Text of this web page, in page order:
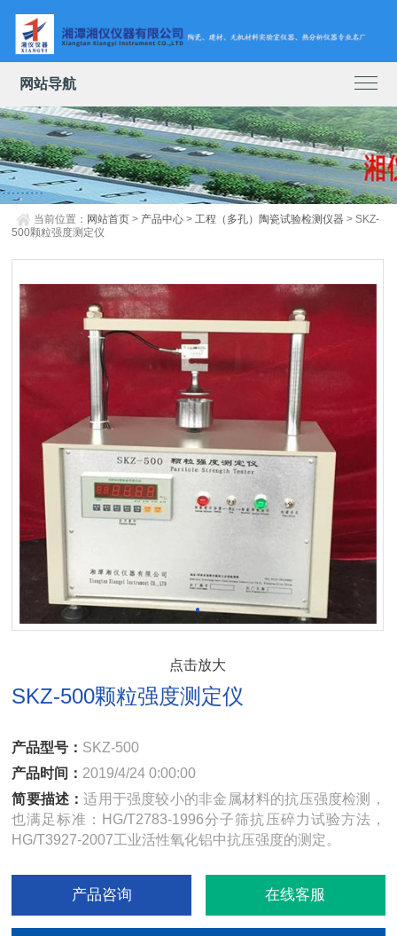
网站导航
当前位置： 网站首页 > 产品中心 >工程（多孔）陶瓷试验检测仪器 > SKZ-
500颗粒强度测定仪
点击放大
SKZ-500颗粒强度测定仪
产品型号： SKZ-500
产品时间： 2019/4/24 0:00:00
简要描述：适用于强度较小的非金属材料的抗压强度检测，
也满足标准：HG/T2783-1996分子筛抗压碎力试验方法，
HG/T3927-2007工业活性氧化铝中抗压强度的测定。
产品咨询 在线客服